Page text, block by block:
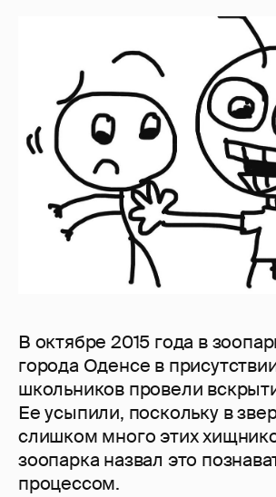
В октябре 2015 года в
города Оденсе в
школьников провели
Ее усыпили, поскольку в
слишком много этих
зоопарка назвал это
процессом.